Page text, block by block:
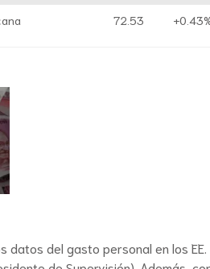
72.53
del gasto personal en los EE.